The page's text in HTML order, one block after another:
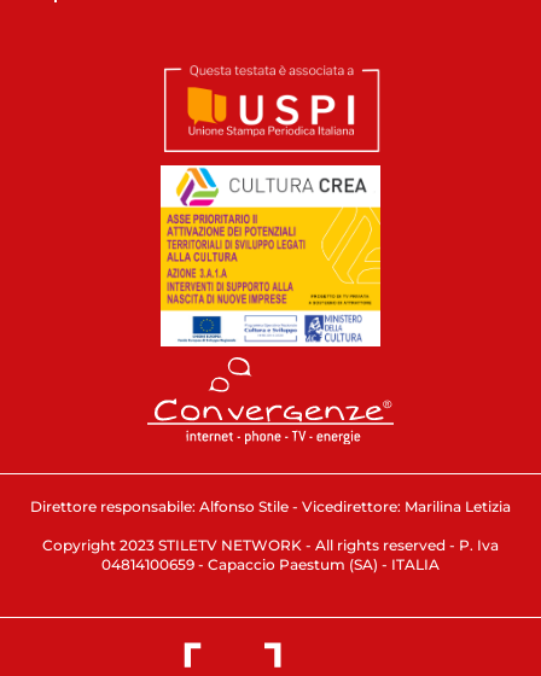
Direttore responsabile: Alfonso Stile - Vicedirettore: Marilina Letizia
Copyright 2023 STILETV NETWORK - All rights reserved - P. Iva
04814100659 - Capaccio Paestum (SA) - ITALIA